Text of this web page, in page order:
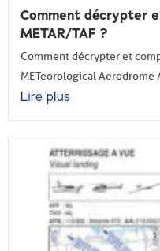
Comment décrypter
METAR/TAF ?
Comment décrypter et
METeorological Aerodrome
Lire plus